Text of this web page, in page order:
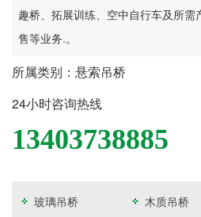
趣桥、拓展训练、空中自行车及所
售等业务.。
所属类别：悬索吊桥
24小时咨询热线
13403738885
玻璃吊桥 木质吊桥